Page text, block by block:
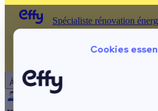
Cookies
À propos
Spécialiste rénovation
Spécialiste rénovation